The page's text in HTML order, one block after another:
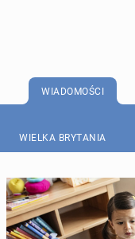
WIADOMOŚCI
WIELKA BRYTANIA